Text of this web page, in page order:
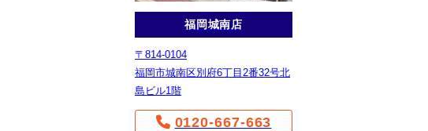
福岡城南店
〒814-0104
福岡市城南区別府6丁目2番32号北
島ビル1階
0120-667-663